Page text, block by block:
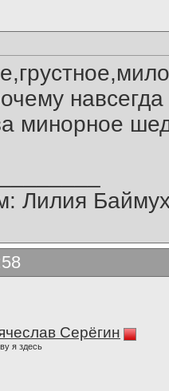
минорное
Лилия
Серёгин
я здесь